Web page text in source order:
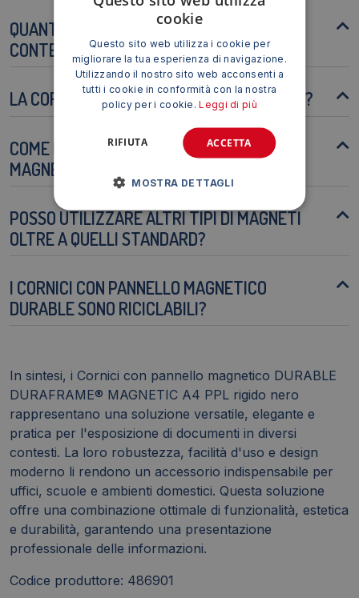
QUANTI FOGLI A4 POSSO INSERIRE
CONTEMPORANEAMENTE?
LA CORNICE È ADATTA PER L'USO ESTERNO?
COME POSSO PULIRE LA SUPERFICIE
MAGNETICA?
POSSO UTILIZZARE ALTRI TIPI DI MAGNETI
OLTRE A QUELLI STANDARD?
I CORNICI CON PANNELLO MAGNETICO
DURABLE SONO RICICLABILI?
In sintesi, i Cornici con pannello magnetico DURABLE
DURAFRAME® MAGNETIC A4 PPL rigido nero
rappresentano una soluzione versatile, elegante e
pratica per l'esposizione di documenti in diversi
contesti. La loro robustezza, facilità d'uso e design
moderno li rendono un accessorio indispensabile per
uffici, scuole e ambienti domestici. Questa soluzione
offre una combinazione ottimale di funzionalità, estetica
e durabilità, garantendo una presentazione
professionale delle informazioni.
Codice produttore: 486901
cookie
Questo sito web utilizza i cookie per
migliorare la tua esperienza di navigazione.
Utilizzando il nostro sito web acconsenti a
tutti i cookie in conformità con la nostra
policy per i cookie.Leggi di più
ACCETTA
RIFIUTA
MOSTRA DETTAGLI